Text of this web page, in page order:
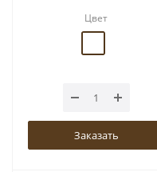
Цвет
Заказать